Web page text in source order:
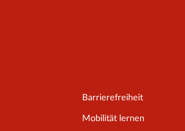
Barrierefreiheit
Mobilität lernen